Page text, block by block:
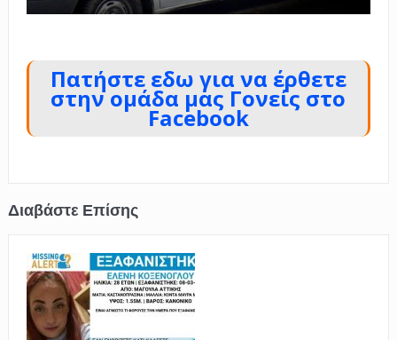
Πατήστε εδω για να έρθετε
στην ομάδα μας Γονείς στο
Facebook